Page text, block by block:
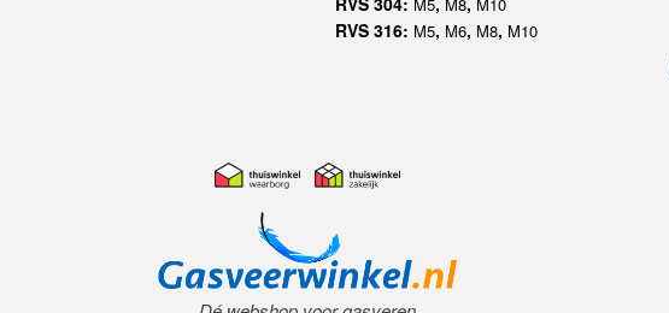
RVS 316: M5, M6, M8, M10